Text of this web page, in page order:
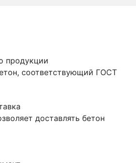
продукции
соответствующий ГОСТ
доставлять бетон